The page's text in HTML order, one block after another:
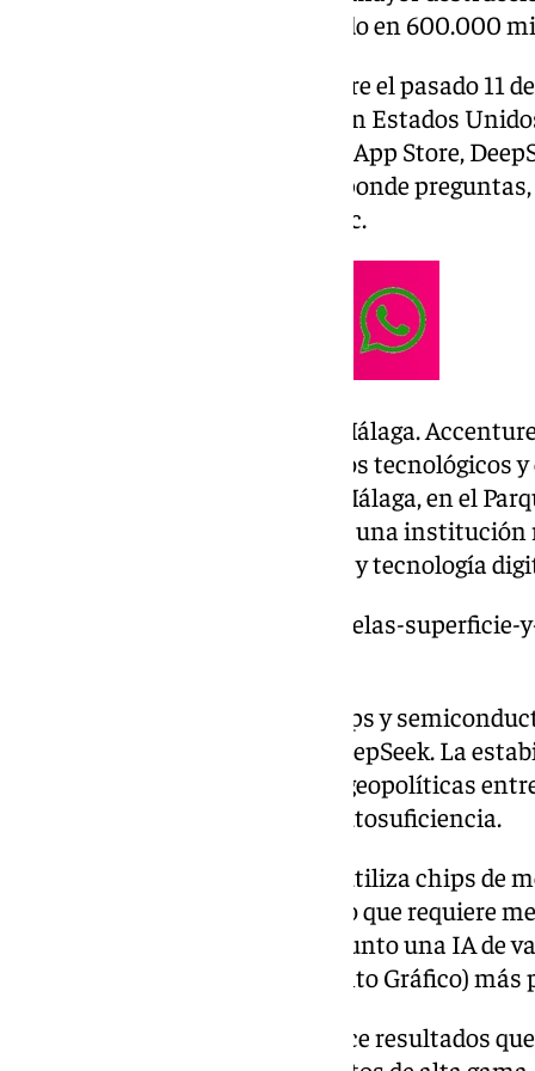
bolsa. De momento, se ha cifrado en 600.000
Esta nueva IA llegó a la App Store el pasado 11
posición en la tienda de Apple en Estados
como ChatGPT u OpenAI. En la App Store,
modalidad de uso gratuito. Responde
mantener una conversación, etc.
Y sí, Nvidia tiene relación con Málaga.
consultoría estratégica, servicios tecnológicos
centro de IA junto a Nvidia en Málaga, en el
PTA, de hecho, se situará IMEC, una
innovación en nanoelectrónica y tecnología
https://www.101tv.es/seis-parcelas-superficie-
Sí, IMEC es una empresa de chips y
están sufriendo la llegada de DeepSeek. La
sacudida porque las tensiones geopolíticas
DeepSeek ha apostado por la autosuficiencia.
La diferencia es que DeepSeek utiliza chips de
con un modelo de código abierto que requiere
demostrado que para poner a punto una IA de
la GPU (Unidad de Procesamiento Gráfico)
Y eso no es todo. DeepSeek ofrece resultados